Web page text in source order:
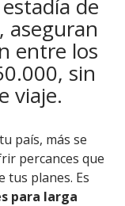
de
aseguran
entre los
sin
viaje.
país, más se
percances que
tus planes. Es
para larga